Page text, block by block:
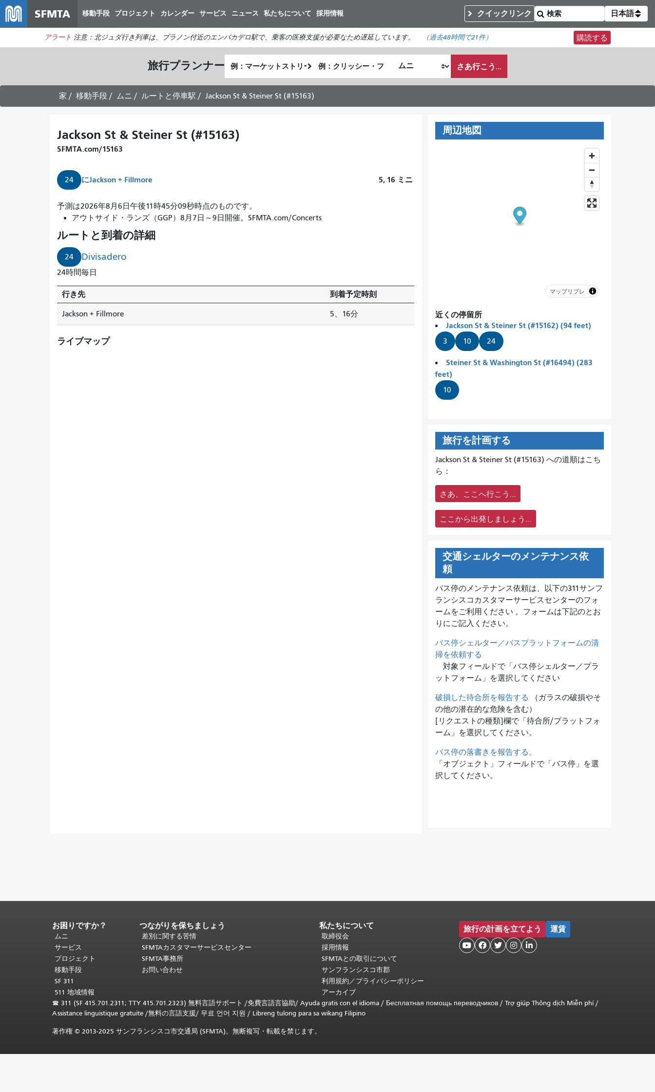
イ
ン
コ
ン
テ
ン
ツ
SFMTA 移動手段 プロジェクト カレンダー サービス ニュース 私たちについて 採用情報 クイックリンク 日本語
アラート 注意：北ジュダ行き列車は、ブラノン付近のエンバカデロ駅で、乗客の医療支援が必要なため遅延しています。 （過去48時間で21件） 購読する
旅行プランナー 出
発
地
点
終
了
地
点
が
の
さあ行こう...
家 移動手段 ムニ ルートと停車駅 Jackson St & Steiner St (#15163)
Jackson St & Steiner St (#15163)
SFMTA.com/15163
24 にJackson + Fillmore 5, 16 ミニ
予測は2026年8月6日午後11時45分09秒時点のものです。
アウトサイド・ランズ（GGP）8月7日～9日開催。SFMTA.com/Concerts
ルートと到着の詳細
24 Divisadero
24時間毎日
行き先 到着予定時刻
Jackson + Fillmore 5、16分
ライブマップ
周辺地図
マップリブレ
近くの停留所
Jackson St & Steiner St (#15162) (94 feet)
3 10 24
Steiner St & Washington St (#16494) (283
feet)
10
旅行を計画する
Jackson St & Steiner St (#15163) への道順はこち
ら：
さあ、ここへ行こう…
ここから出発しましょう…
交通シェルターのメンテナンス依
頼
バス停のメンテナンス依頼は、 以下の311サンフ
ランシスコカスタマーサービスセンターのフォ
ームをご利用ください 。フォームは下記のとお
りにご記入ください。
バス停シェルター／バスプラットフォームの清
掃を依頼する
対象フィールドで「バス停シェルター／プラ
ットフォーム」を選択してください
破損した待合所を報告する （ガラスの破損やそ
の他の潜在的な危険を含む）
[リクエストの種類]欄で「待合所/プラットフォ
ーム」を選択してください。
バス停の落書きを報告する。
「オブジェクト」フィールドで「バス停」を選
択してください。
ペ
ー
ジ
コ
ン
テ
の
終
わ
お困りですか？
ムニ
サービス
プロジェクト
移動手段
SF 311
511 地域情報
つながりを保ちましょう
差別に関する苦情
SFMTAカスタマーサービスセンター
SFMTA事務所
お問い合わせ
私たちについて
取締役会
採用情報
SFMTAとの取引について
サンフランシスコ市郡
利用規約／プライバシーポリシー
アーカイブ
旅行の計画を立てよう 運賃
    
☎ 311 (SF 415.701.2311; TTY 415.701.2323) 無料言語サポート /免費言語言協助/ Ayuda gratis con el idioma / Бесплатная помощь переводчиков / Trợ giúp Thông dịch Miễn phí/
Assistance linguistique gratuite /無料の言語支援/ 무료 언어 지원 / Libreng tulong para sa wikang Filipino
著作権 © 2013-2025 サンフランシスコ市交通局 (SFMTA)。無断複写・転載を禁じます。